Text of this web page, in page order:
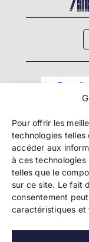
Pour offrir les
technologies
accéder aux
à ces
telles que le
sur ce site. Le fait
consentement
caractéristiques et
Copyright
Mentions